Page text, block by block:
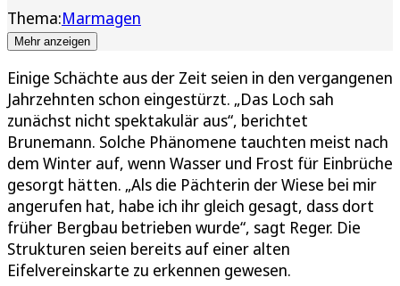
Thema:Marmagen
Mehr anzeigen
Einige Schächte aus der Zeit seien in den vergangenen
Jahrzehnten schon eingestürzt. „Das Loch sah
zunächst nicht spektakulär aus“, berichtet
Brunemann. Solche Phänomene tauchten meist nach
dem Winter auf, wenn Wasser und Frost für Einbrüche
gesorgt hätten. „Als die Pächterin der Wiese bei mir
angerufen hat, habe ich ihr gleich gesagt, dass dort
früher Bergbau betrieben wurde“, sagt Reger. Die
Strukturen seien bereits auf einer alten
Eifelvereinskarte zu erkennen gewesen.